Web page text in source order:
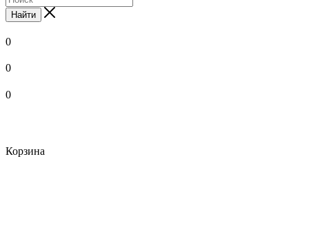
Найти
0
0
0
Корзина